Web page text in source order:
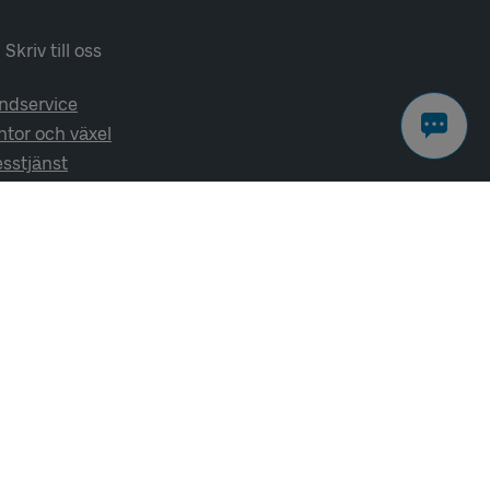
Skriv till oss
och växel